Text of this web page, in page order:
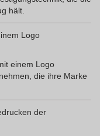
hält.
Logo
einem Logo
die ihre Marke
der